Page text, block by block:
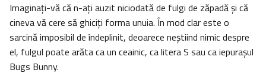
Imaginaţi-vă că n-aţi auzit niciodată de fulgi de zăpadă şi că
cineva vă cere să ghiciţi forma unuia. În mod clar este o
sarcină imposibil de îndeplinit, deoarece neştiind nimic despre
el, fulgul poate arăta ca un ceainic, ca litera S sau ca iepuraşul
Bugs Bunny.